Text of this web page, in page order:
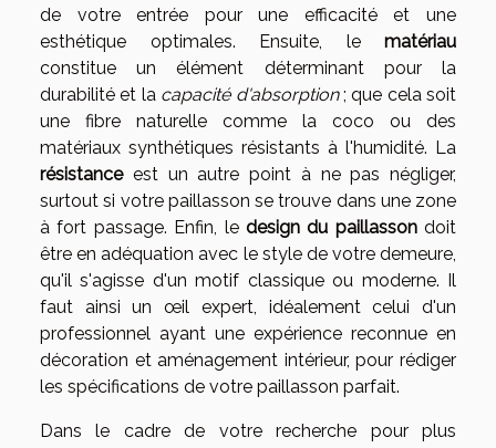
de votre entrée pour une efficacité et une
esthétique optimales. Ensuite, le matériau
constitue un élément déterminant pour la
durabilité et la capacité d'absorption; que cela soit
une fibre naturelle comme la coco ou des
matériaux synthétiques résistants à l'humidité. La
résistanceest un autre point à ne pas négliger,
surtout si votre paillasson se trouve dans une zone
à fort passage. Enfin, le design du paillassondoit
être en adéquation avec le style de votre demeure,
qu'il s'agisse d'un motif classique ou moderne. Il
faut ainsi un œil expert, idéalement celui d'un
professionnel ayant une expérience reconnue en
décoration et aménagement intérieur, pour rédiger
les spécifications de votre paillasson parfait.
Dans le cadre de votre recherche pour plus